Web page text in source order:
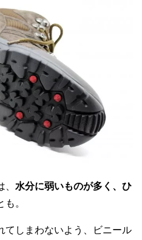
水分に弱いものが多く、ひ
も。
てしまわないよう、ビニール